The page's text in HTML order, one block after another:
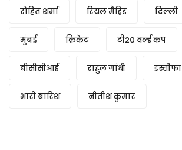
रोहित शर्मा रियल मैड्रिड दिल्ली
मुंबई क्रिकेट टी20 वर्ल्ड कप
बीसीसीआई राहुल गांधी इस्तीफा
भारी बारिश नीतीश कुमार